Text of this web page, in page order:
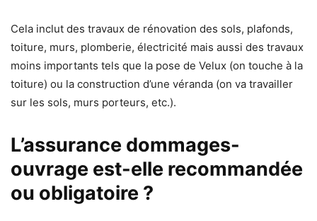
Cela inclut des travaux de rénovation des sols, plafonds,
toiture, murs, plomberie, électricité mais aussi des travaux
moins importants tels que la pose de Velux (on touche à la
toiture) ou la construction d’une véranda (on va travailler
sur les sols, murs porteurs, etc.).
L’assurance dommages-
ouvrage est-elle recommandée
ou obligatoire ?